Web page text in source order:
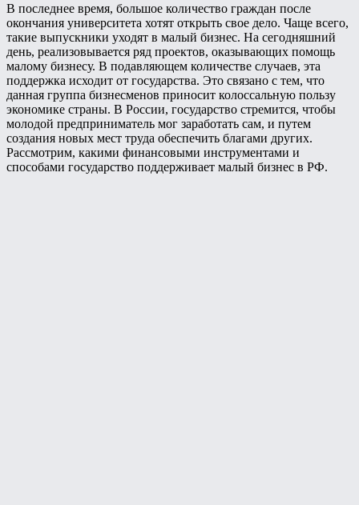
В последнее время, большое количество граждан после
окончания университета хотят открыть свое дело. Чаще всего,
такие выпускники уходят в малый бизнес. На сегодняшний
день, реализовывается ряд проектов, оказывающих помощь
малому бизнесу. В подавляющем количестве случаев, эта
поддержка исходит от государства. Это связано с тем, что
данная группа бизнесменов приносит колоссальную пользу
экономике страны. В России, государство стремится, чтобы
молодой предприниматель мог заработать сам, и путем
создания новых мест труда обеспечить благами других.
Рассмотрим, какими финансовыми инструментами и
способами государство поддерживает малый бизнес в РФ.